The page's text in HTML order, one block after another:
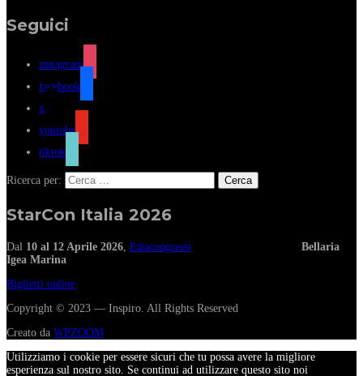
Seguici
instagram
facebook
x
youtube
tiktok
Ricerca per:
StarCon Italia 2026
Dal 10 al 12 Aprile 2026, Palacongressi
Bellaria
Igea Marina
Biglietti online
Copyright © 2023 — Inspiro. All Rights Reserved
Creato da WPZOOM
Utilizziamo i cookie per essere sicuri che tu possa avere la migliore
esperienza sul nostro sito. Se continui ad utilizzare questo sito noi